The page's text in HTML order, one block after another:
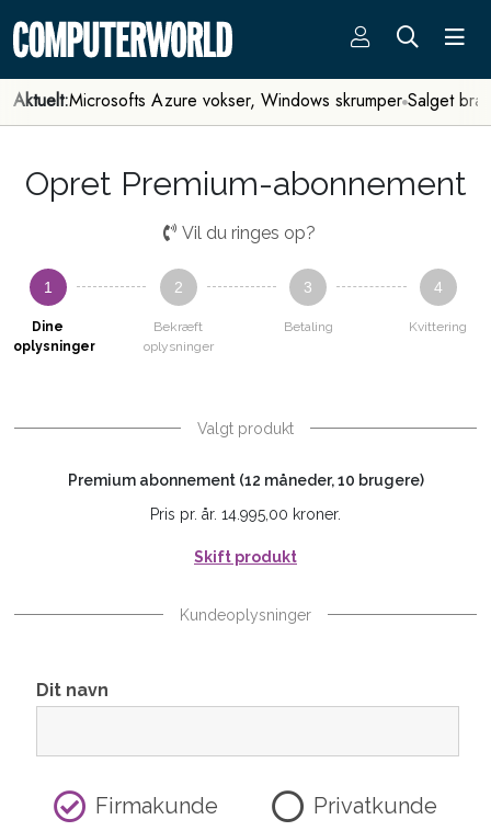
Aktuelt:Microsofts Azure vokser, Windows skrumper Salget
Opret Premium-abonnement
Vil du ringes op?
1
Dine
oplysninger
2
Bekræft
oplysninger
3
Betaling
4
Kvittering
Valgt produkt
Premium abonnement (12 måneder, 10 brugere)
Pris pr. år. 14.995,00 kroner.
Skift produkt
Kundeoplysninger
Dit navn
Firmakunde Privatkunde